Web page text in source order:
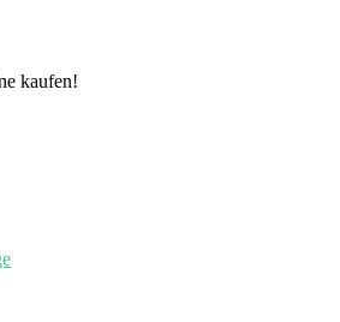
kaufen!